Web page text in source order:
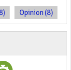
Opinion (8)